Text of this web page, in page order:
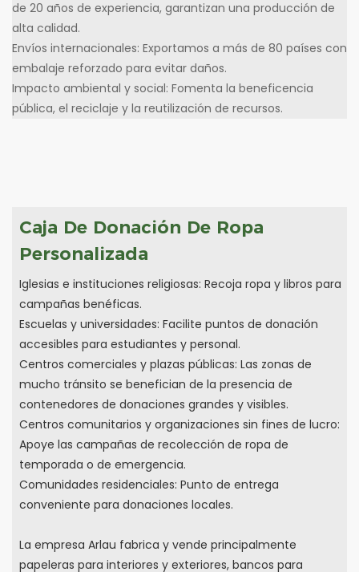
de 20 años de experiencia, garantizan una producción de
alta calidad.
Envíos internacionales: Exportamos a más de 80 países con
embalaje reforzado para evitar daños.
Impacto ambiental y social: Fomenta la beneficencia
pública, el reciclaje y la reutilización de recursos.
Caja De Donación De Ropa
Personalizada
Iglesias e instituciones religiosas: Recoja ropa y libros para
campañas benéficas.
Escuelas y universidades: Facilite puntos de donación
accesibles para estudiantes y personal.
Centros comerciales y plazas públicas: Las zonas de
mucho tránsito se benefician de la presencia de
contenedores de donaciones grandes y visibles.
Centros comunitarios y organizaciones sin fines de lucro:
Apoye las campañas de recolección de ropa de
temporada o de emergencia.
Comunidades residenciales: Punto de entrega
conveniente para donaciones locales.
La empresa Arlau fabrica y vende principalmente
papeleras para interiores y exteriores, bancos para